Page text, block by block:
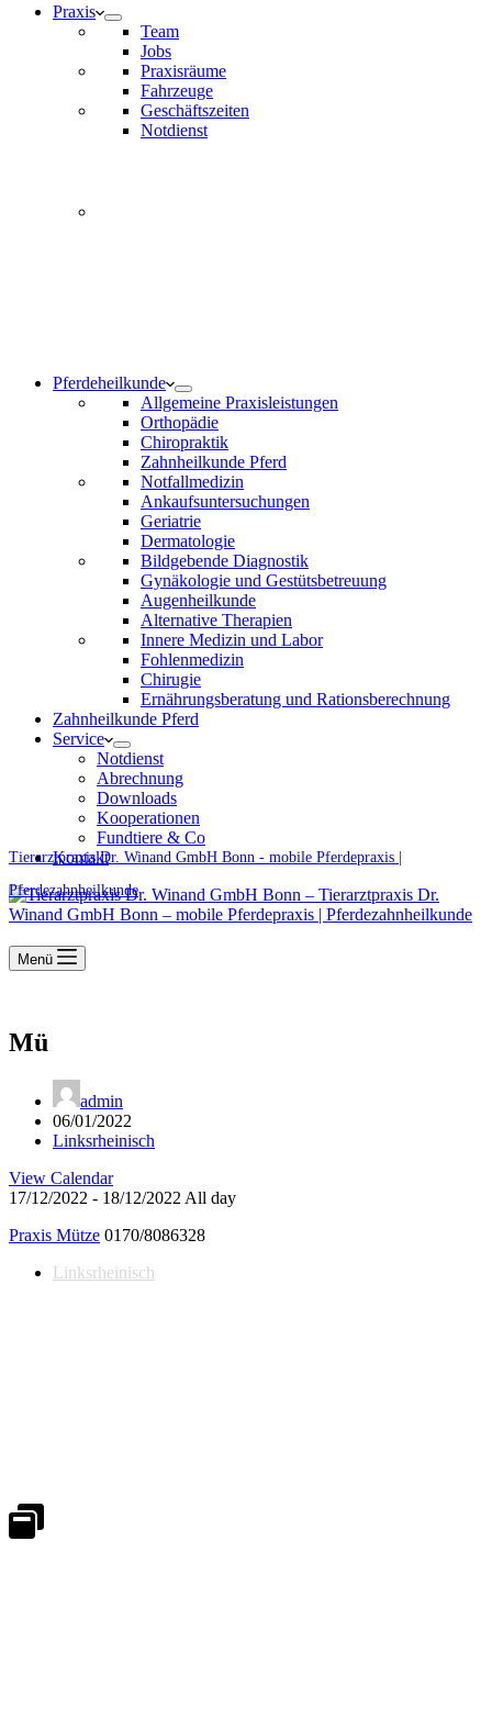
Praxis
Team
Jobs
Praxisräume
Fahrzeuge
Geschäftszeiten
Notdienst
Pferdeheilkunde
Allgemeine Praxisleistungen
Orthopädie
Chiropraktik
Zahnheilkunde Pferd
Notfallmedizin
Ankaufsuntersuchungen
Geriatrie
Dermatologie
Bildgebende Diagnostik
Gynäkologie und Gestütsbetreuung
Augenheilkunde
Alternative Therapien
Innere Medizin und Labor
Fohlenmedizin
Chirugie
Ernährungsberatung und Rationsberechnung
Zahnheilkunde Pferd
Service
Notdienst
Abrechnung
Downloads
Kooperationen
Fundtiere & Co
Kontakt
Tierarztpraxis Dr. Winand GmbH Bonn - mobile Pferdepraxis |
Pferdezahnheilkunde
Menü
Mü
admin
06/01/2022
Linksrheinisch
View Calendar
17/12/2022 - 18/12/2022 All day
Praxis Mütze 0170/8086328
Linksrheinisch